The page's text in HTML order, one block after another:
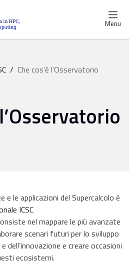
Menu
/ Che cos’è l’Osservatorio
e le applicazioni del Supercalcolo è
ICSC
nel mappare le più avanzate
scenari futuri per lo sviluppo
dell’innovazione e creare occasioni
ecosistemi.